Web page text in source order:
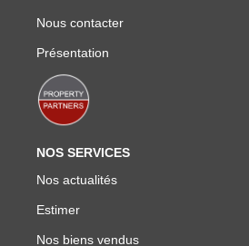
Nous contacter
Présentation
NOS SERVICES
Nos actualités
Estimer
Nos biens vendus